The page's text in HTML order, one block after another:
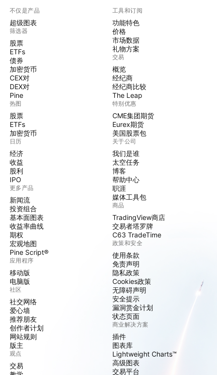
不仅是产品
超级图表
筛选器
股票
ETFs
债券
加密货币
CEX对
DEX对
Pine
热图
股票
ETFs
加密货币
日历
经济
收益
股利
IPO
更多产品
新闻流
投资组合
基本面图表
收益率曲线
期权
宏观地图
Pine Script®
应用程序
移动版
电脑版
社区
社交网络
爱心墙
推荐朋友
创作者计划
网站规则
版主
观点
交易
工具和订阅
功能特色
价格
市场数据
礼物方案
交易
概览
经纪商
经纪商比较
The Leap
特别优惠
CME集团期货
Eurex期货
美国股票包
关于公司
我们是谁
太空任务
博客
帮助中心
职涯
媒体工具包
商品
TradingView商店
交易者塔罗牌
C63 TradeTime
政策和安全
使用条款
免责声明
隐私政策
Cookies政策
无障碍声明
安全提示
漏洞赏金计划
状态页面
商业解决方案
插件
图表库
Lightweight Charts™
高级图表
交易平台